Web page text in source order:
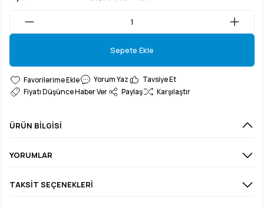
Sepete Ekle
Sepete Ekle
Yorum Yaz
Tavsiye Et
Fiyatı Düşünce Haber Ver
Paylaş Karşılaştır
ÜRÜN BILGISI
YORUMLAR
TAKSIT SEÇENEKLERI